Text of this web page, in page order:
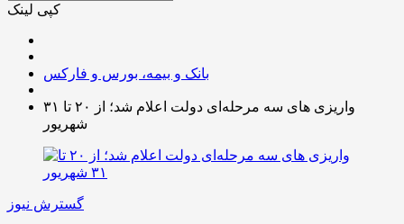
کپی لینک
بانک و بیمه، بورس و فارکس
واریزی‌ های سه‌ مرحله‌ای دولت اعلام شد؛ از ۲۰ تا ۳۱
شهریور
گسترش نیوز